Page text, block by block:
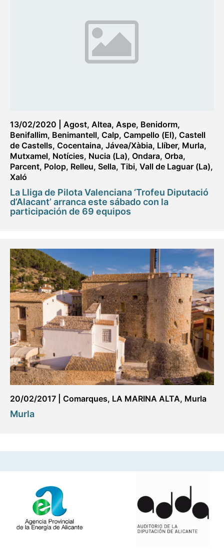
13/02/2020 Agost, Altea, Aspe, Benidorm,
Benifallim, Benimantell, Calp, Campello (El), Castell
de Castells, Cocentaina, Jávea/Xàbia, Llíber, Murla,
Mutxamel, Notícies, Nucia (La), Ondara, Orba,
Parcent, Polop, Relleu, Sella, Tibi, Vall de Laguar (La),
Xaló
La Lliga de Pilota Valenciana ‘Trofeu Diputació
d’Alacant’ arranca este sábado con la
participación de 69 equipos
20/02/2017 Comarques, LA MARINA ALTA, Murla
Murla